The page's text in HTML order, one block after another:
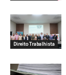
Direito Trabalhista